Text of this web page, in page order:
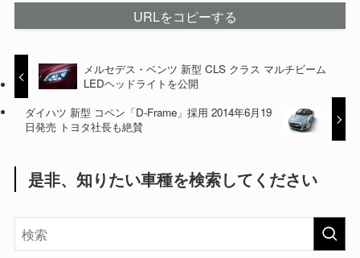
URLをコピーする
メルセデス・ベンツ 新型 CLS クラス マルチビーム
LEDヘッドライトを公開
ダイハツ 新型 コペン「D-Frame」採用 2014年6月19
日発売 トヨタ社長も絶賛
是非、知りたい車種を検索してください